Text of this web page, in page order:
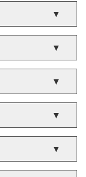
▼
▼
▼
▼
▼